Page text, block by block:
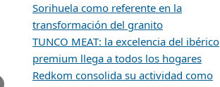
Sorihuela como referente en la
transformación del granito
TUNCO MEAT: la excelencia del ibérico
premium llega a todos los hogares
Redkom consolida su actividad como